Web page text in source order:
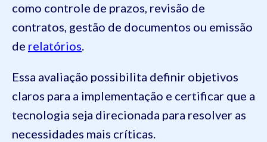
como controle de prazos, revisão de
contratos, gestão de documentos ou emissão
de relatórios.
Essa avaliação possibilita definir objetivos
claros para a implementação e certificar que a
tecnologia seja direcionada para resolver as
necessidades mais críticas.